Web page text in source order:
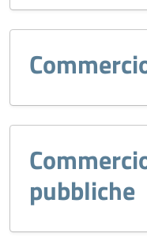
pubbliche